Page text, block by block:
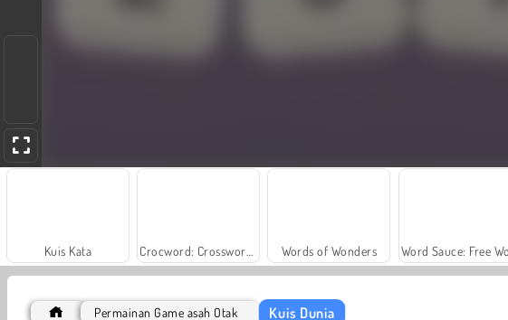
Kuis Kata Words of Wonders
Permainan Game asah Otak Kuis Dunia